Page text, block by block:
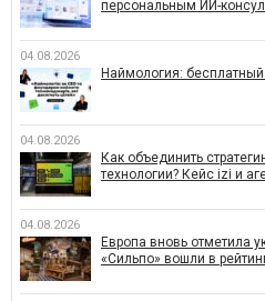
персональным ИИ-
04.08.2026
Наймология:
04.08.2026
Как объединить
технологии? Кейс izi и
04.08.2026
Европа вновь отметила
«Сильпо» вошли в